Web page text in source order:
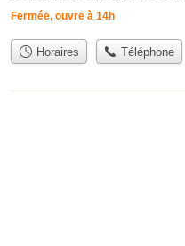
Fermée, ouvre à 14h
Horaires Téléphone